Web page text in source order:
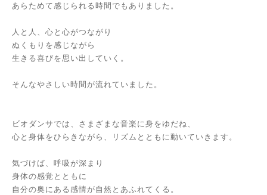
あらためて感じられる時間でもありました。
人と人、心と心がつながり
ぬくもりを感じながら
生きる喜びを思い出していく。
そんなやさしい時間が流れていました。
ビオダンサでは、さまざまな音楽に身をゆだね、
心と身体をひらきながら、リズムとともに動いていきます。
気づけば、呼吸が深まり
身体の感覚とともに
自分の奥にある感情が自然とあふれてくる。